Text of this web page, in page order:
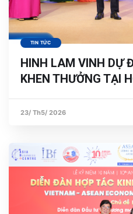
TIN TỨC
HINH LAM VINH DỰ
KHEN THƯỞNG TẠI
23/ Th5/ 2026